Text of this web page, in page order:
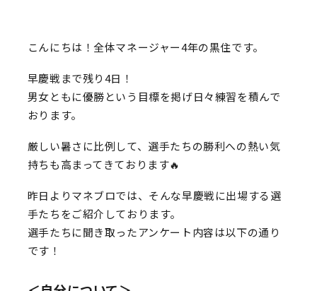
こんにちは！全体マネージャー4年の黒住です。
早慶戦まで残り4日！
男女ともに優勝という目標を掲げ日々練習を積んで
おります。
厳しい暑さに比例して、選手たちの勝利への熱い気
持ちも高まってきております🔥
昨日よりマネブロでは、そんな早慶戦に出場する選
手たちをご紹介しております。
選手たちに聞き取ったアンケート内容は以下の通り
です！